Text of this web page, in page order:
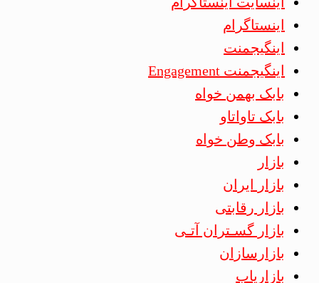
اینستاگرام
اینگیجمنت
اینگیجمنت Engagement
بابک بهمن خواه
بابک تاواتاو
بابک وطن خواه
بازار
بازار ایران
بازار رقابتی
بازار گسـتران آتـی
بازارسازان
بازاریاب